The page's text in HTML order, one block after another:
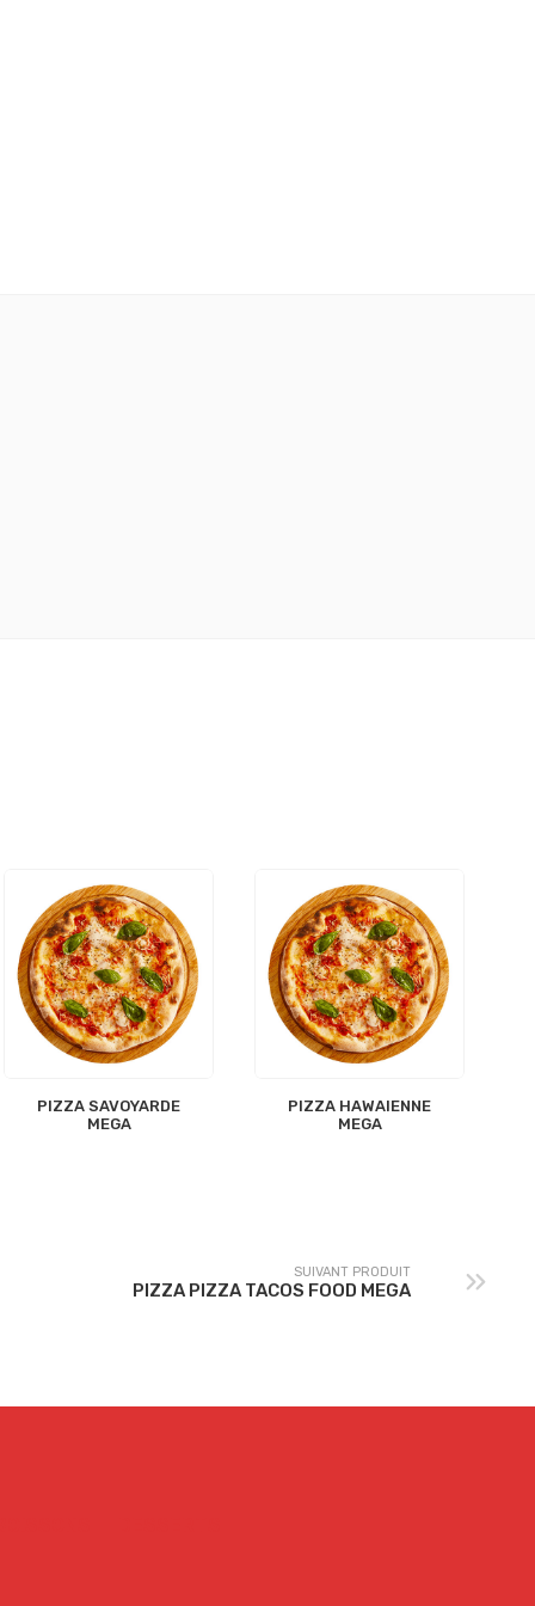
PIZZA SAVOYARDE
MEGA
PIZZA HAWAIENNE
MEGA
SUIVANT PRODUIT
PIZZA PIZZA TACOS FOOD MEGA